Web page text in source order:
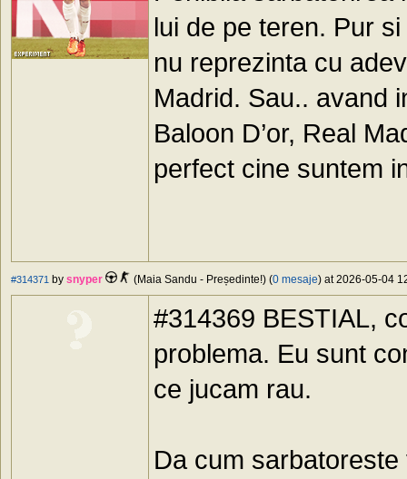
lui de pe teren. Pur
nu reprezinta cu
Madrid. Sau.. avand
Baloon D’or, Real
perfect cine suntem
#314371 by snyper (Maia Sandu - Președinte!) (0 mesaje) at 2026-05-04
#314369 BESTIAL,
problema. Eu sunt
ce jucam rau.
Da cum